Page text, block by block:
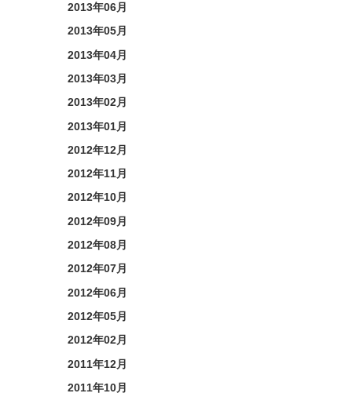
2013年06月
2013年05月
2013年04月
2013年03月
2013年02月
2013年01月
2012年12月
2012年11月
2012年10月
2012年09月
2012年08月
2012年07月
2012年06月
2012年05月
2012年02月
2011年12月
2011年10月